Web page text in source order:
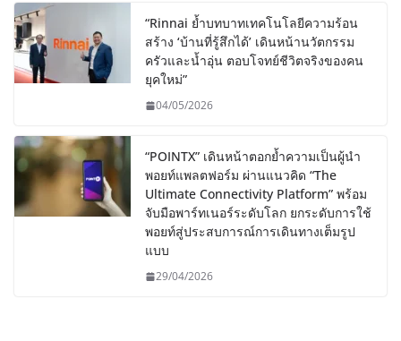
“Rinnai ย้ำบทบาทเทคโนโลยีความร้อน
สร้าง ‘บ้านที่รู้สึกได้’ เดินหน้านวัตกรรม
ครัวและน้ำอุ่น ตอบโจทย์ชีวิตจริงของคน
ยุคใหม่”
04/05/2026
“POINTX” เดินหน้าตอกย้ำความเป็นผู้นำ
พอยท์แพลตฟอร์ม ผ่านแนวคิด “The
Ultimate Connectivity Platform” พร้อม
จับมือพาร์ทเนอร์ระดับโลก ยกระดับการใช้
พอยท์สู่ประสบการณ์การเดินทางเต็มรูป
แบบ
29/04/2026